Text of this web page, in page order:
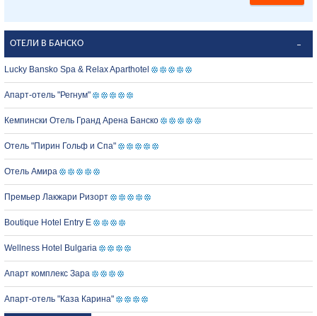
ОТЕЛИ В БАНСКО
Lucky Bansko Spa & Relax Aparthotel
Апарт-отель "Регнум"
Кемпински Отель Гранд Арена Банско
Отель "Пирин Гольф и Спа"
Отель Амира
Премьер Лакжари Ризорт
Boutique Hotel Entry E
Wellness Hotel Bulgaria
Апарт комплекс Зара
Апарт-отель "Каза Карина"